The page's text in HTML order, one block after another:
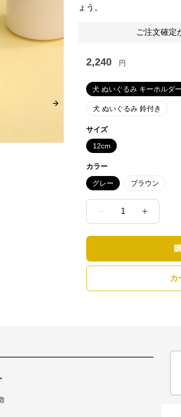
Next slide
ょう。
ご注文確定
2,240 円
犬 ぬいぐるみ キーホルダー
犬 ぬいぐるみ 鈴付き
サイズ
12cm
カラー
グレー ブラウン
1
カ